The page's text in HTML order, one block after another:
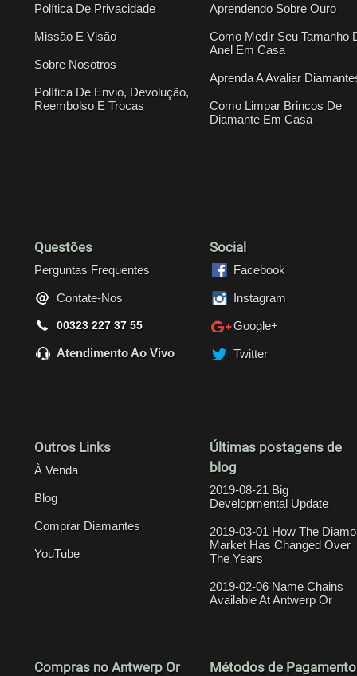
Política De Privacidade
Missão E Visão
Sobre Nosotros
Política De Envio, Devolução,
Reembolso E Trocas
Aprendendo Sobre Ouro
Como Medir Seu Tamanho
Anel Em Casa
Aprenda A Avaliar
Como Limpar Brincos De
Diamante Em Casa
Questões
Perguntas Frequentes
Contate-Nos
00323 227 37 55
Atendimento Ao Vivo
Social
Facebook
Instagram
Google+
Twitter
Outros Links
À Venda
Blog
Comprar Diamantes
YouTube
Últimas postagens de
blog
2019-08-21 Big
Developmental Update
2019-03-01 How The
Market Has Changed Over
The Years
2019-02-06 Name Chains
Available At Antwerp Or
Compras no Antwerp Or Métodos de Pagamento